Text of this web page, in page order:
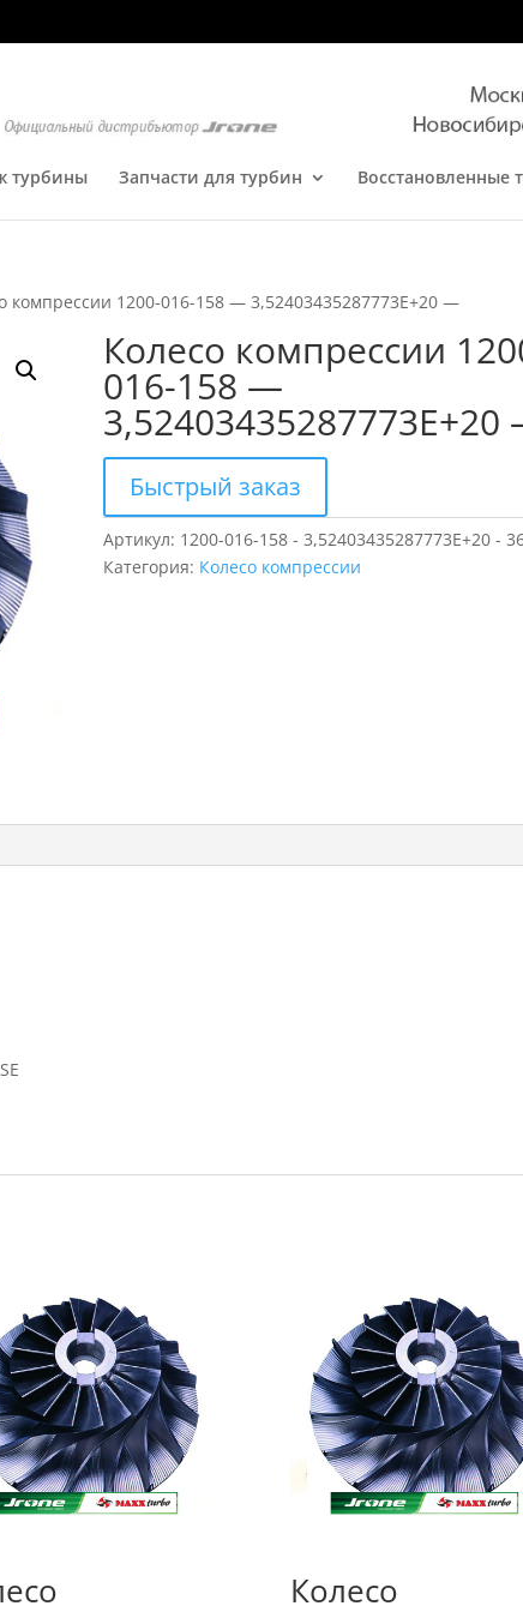
турбины Запчасти для турбин Восстановленные
компрессии 1200-016-158 — 3,52403435287773E+20 —
Колесо компрессии
016-158 —
Быстрый заказ
Артикул: 1200-016-158 - 3,52403435287773E+20 -
Категория: Колесо компрессии
Колесо